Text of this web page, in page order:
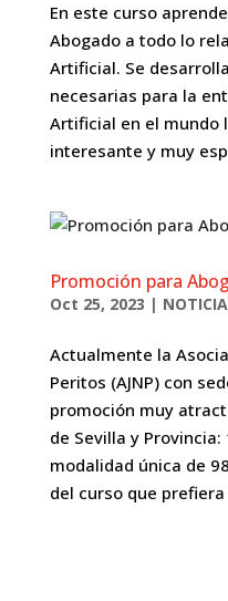
En este curso
Abogado a todo lo
Artificial. Se
necesarias para la
Artificial en el mundo
interesante y muy
Promoción para
Oct 25, 2023 |
Actualmente la
Peritos (AJNP) con
promoción muy
de Sevilla y Provincia:
modalidad única de
del curso que